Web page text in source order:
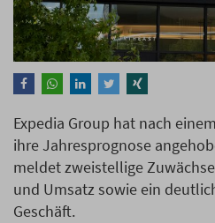
Expedia Group hat nach
ihre Jahresprognose
meldet zweistellige
und Umsatz sowie ein
Geschäft.